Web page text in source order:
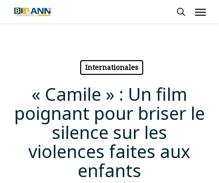
Skip
Internationales
« Camile » : Un film
poignant pour briser le
silence sur les
violences faites aux
enfants